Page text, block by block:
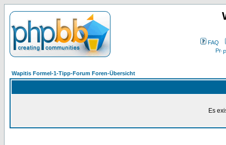
FAQ
Wapitis Formel-1-Tipp-Forum Foren-Übersicht
Es